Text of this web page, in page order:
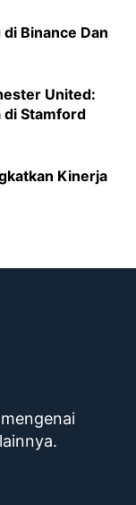
di Binance Dan
United:
di Stamford
Kinerja